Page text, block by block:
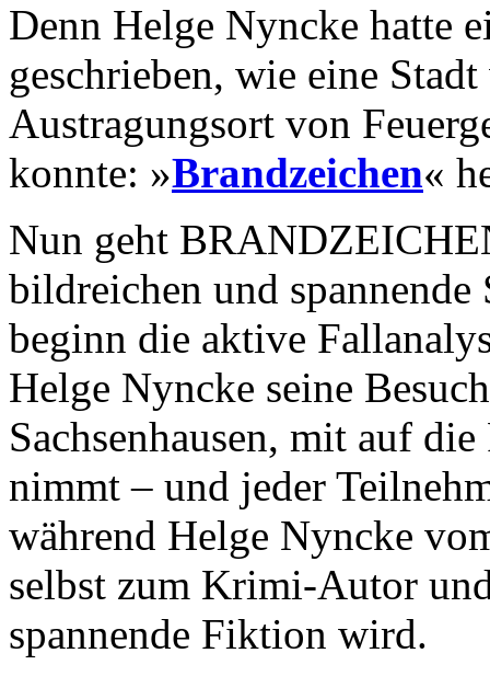
Denn Helge Nyncke hatte
geschrieben, wie eine
Austragungsort von
konnte: »Brandzeichen«
Nun geht
bildreichen und spannende
beginn die aktive
Helge Nyncke seine
Sachsenhausen, mit auf
nimmt – und jeder
während Helge Nyncke
selbst zum Krimi-Autor
spannende Fiktion wird.